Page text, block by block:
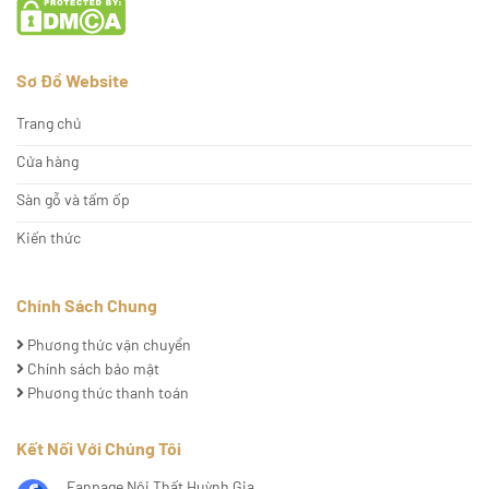
Sơ Đồ Website
Trang chủ
Cửa hàng
Sàn gỗ và tấm ốp
Kiến thức
Chính Sách Chung
Phương thức vận chuyển
Chính sách bảo mật
Phương thức thanh toán
Kết Nối Với Chúng Tôi